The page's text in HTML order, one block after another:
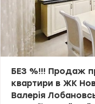
БЕЗ %!!! Продаж
квартири в ЖК
Валерія